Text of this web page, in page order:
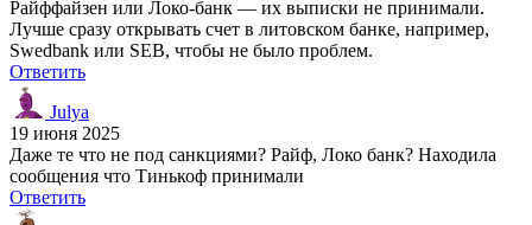
Райффайзен или Локо-банк — их выписки не принимали.
Лучше сразу открывать счет в литовском банке, например,
Swedbank или SEB, чтобы не было проблем.
Ответить
Julya
19 июня 2025
Даже те что не под санкциями? Райф, Локо банк? Находила
сообщения что Тинькоф принимали
Ответить